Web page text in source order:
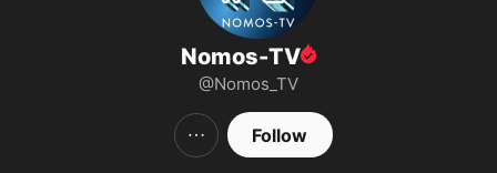
Nomos-TV
@Nomos_TV
Follow